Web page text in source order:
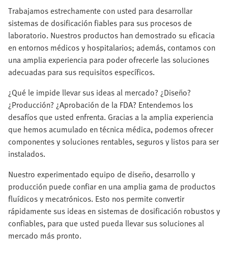
Trabajamos estrechamente con usted para desarrollar
sistemas de dosificación fiables para sus procesos de
laboratorio. Nuestros productos han demostrado su eficacia
en entornos médicos y hospitalarios; además, contamos con
una amplia experiencia para poder ofrecerle las soluciones
adecuadas para sus requisitos específicos.
¿Qué le impide llevar sus ideas al mercado? ¿Diseño?
¿Producción? ¿Aprobación de la FDA? Entendemos los
desafíos que usted enfrenta. Gracias a la amplia experiencia
que hemos acumulado en técnica médica, podemos ofrecer
componentes y soluciones rentables, seguros y listos para ser
instalados.
Nuestro experimentado equipo de diseño, desarrollo y
producción puede confiar en una amplia gama de productos
fluídicos y mecatrónicos. Esto nos permite convertir
rápidamente sus ideas en sistemas de dosificación robustos y
confiables, para que usted pueda llevar sus soluciones al
mercado más pronto.